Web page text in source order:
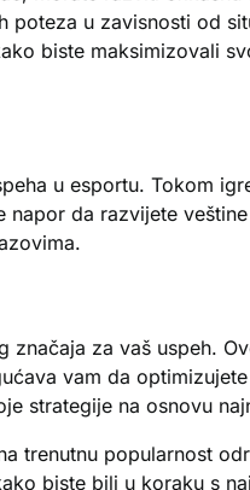
poteza u zavisnosti od
biste maksimizovali
u esportu. Tokom
da razvijete
značaja za vaš uspeh.
vam da
strategije na osnovu
trenutnu popularnost
biste bili u koraku s